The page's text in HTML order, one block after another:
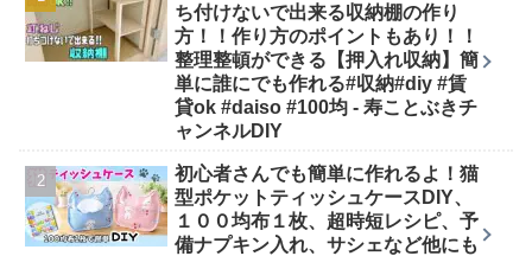
ち付けないで出来る収納棚の作り
方！！作り方のポイントもあり！！
整理整頓ができる【押入れ収納】簡
単に誰にでも作れる#収納#diy #賃
貸ok #daiso #100均 - 寿ことぶきチ
ャンネルDIY
初心者さんでも簡単に作れるよ！猫
型ポケットティッシュケースDIY、
１００均布１枚、超時短レシピ、予
備ナプキン入れ、サシェなど他にも